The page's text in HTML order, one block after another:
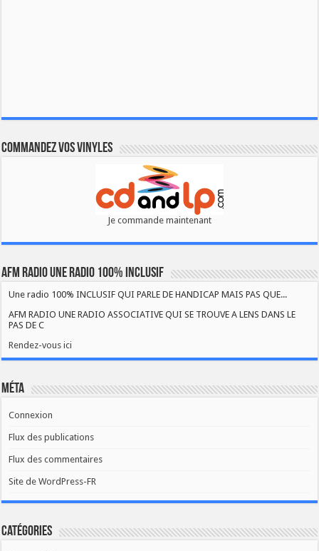
Commandez vos vinyles
Je commande maintenant
AFM RADIO UNE RADIO 100% INCLUSIF
Une radio 100% INCLUSIF QUI PARLE DE HANDICAP MAIS PAS QUE...
AFM RADIO UNE RADIO ASSOCIATIVE QUI SE TROUVE A LENS DANS LE
PAS DE C
Rendez-vous ici
Méta
Connexion
Flux des publications
Flux des commentaires
Site de WordPress-FR
Catégories